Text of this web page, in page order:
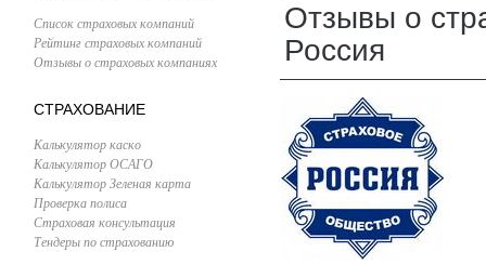
Список страховых компаний
Рейтинг страховых компаний
Отзывы о страховых компаниях
СТРАХОВАНИЕ
Калькулятор каско
Калькулятор ОСАГО
Калькулятор Зеленая карта
Проверка полиса
Страховая консультация
Тендеры по страхованию
Отзывы о
Россия